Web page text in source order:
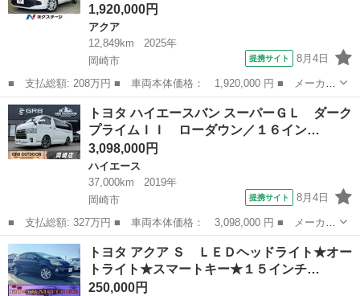
1,920,000円
アクア
12,849km
2025年
岡崎市
提携サイト 8月4日
■ 支払総額: 208万円 ■ 車両本体価格： 1,920,000 円 ■ メーカー
名： トヨタ ■ 車種名： アクア ■ グレード名： Ｘ 禁煙車
純正ＤＡ バックカメラ ＥＴＣ Ｂｌｕｅｔｏｏｔｈ再生 レーダ
ークルーズ...
愛知 岡崎市 アクア
トヨタ ハイエースバン スーパーＧＬ ダーク
プライムＩＩ ローダウン／１６イン…
3,098,000円
ハイエース
37,000km
2019年
岡崎市
提携サイト 8月4日
■ 支払総額: 327万円 ■ 車両本体価格： 3,098,000 円 ■ メーカー
名： トヨタ ■ 車種名： ハイエースバン ■ グレード名： スー
パーＧＬ ダークプライムＩＩ ローダウン／１６インチアルミ／フ
ロントエア...
愛知 岡崎市 ハイエース
トヨタ アクア Ｓ ＬＥＤヘッドライト★オー
トライト★スマートキー★１５インチ…
250,000円